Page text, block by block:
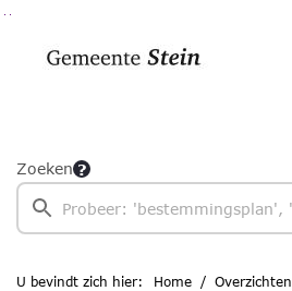
Zoeken
U bevindt zich hier: Home Overzichten